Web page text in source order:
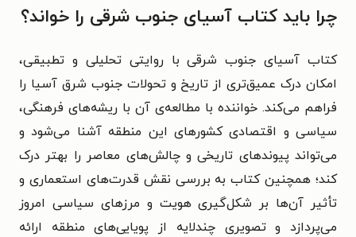
چرا باید کتاب آسیای جنوب شرقی را خواند؟
کتاب آسیای جنوب شرقی با روایتی تحلیلی و تطبیقی،
امکان درک عمیق‌تری از تاریخ و تحولات جنوب شرق آسیا را
فراهم می‌کند. خواننده با مطالعه‌ی آن با ریشه‌های فرهنگی،
سیاسی و اقتصادی کشورهای این منطقه آشنا می‌شود و
می‌تواند پیوندهای تاریخی و چالش‌های معاصر را بهتر درک
کند؛ همچنین کتاب به بررسی نقش قدرت‌های استعماری و
تأثیر آن‌ها بر شکل‌گیری هویت و مرزهای سیاسی امروز
می‌پردازد و تصویری چندلایه از پویایی‌های منطقه ارائه